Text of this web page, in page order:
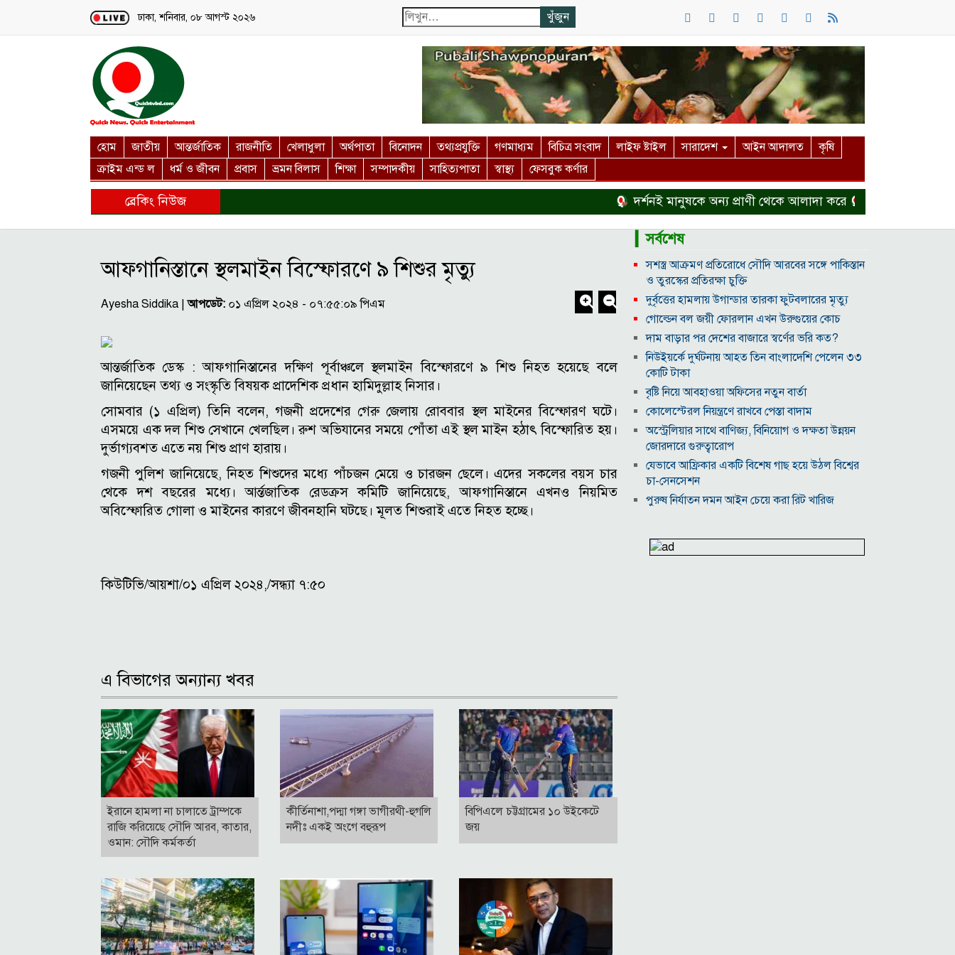
Loading...
ঢাকা, শনিবার, ০৮ আগস্ট ২০২৬
হোম জাতীয় আন্তর্জাতিক রাজনীতি খেলাধুলা অর্থপাতা বিনোদন তথ্যপ্রযুক্তি গণমাধ্যম বিচিত্র সংবাদ লাইফ ষ্টাইল সারাদেশ আইন আদালত
কৃষি
ক্রাইম এন্ড ল
ধর্ম ও জীবন প্রবাস ভ্রমন বিলাস শিক্ষা সম্পাদকীয় সাহিত্যপাতা স্বাস্থ্য ফেসবুক কর্ণার
ব্রেকিং নিউজ দর্শনই মানুষকে অন্য প্রাণী থেকে আলাদা করে হত্যা মামলা থেকে
আফগানিস্তানে স্থলমাইন বিস্ফোরণে ৯ শিশুর মৃত্যু
Ayesha Siddika |আপডেট: ০১ এপ্রিল ২০২৪ - ০৭:৫৫:০৯ পিএম
আন্তর্জাতিক ডেস্ক :আফগানিস্তানের দক্ষিণ পূর্বাঞ্চলে স্থলমাইন বিস্ফোরণে ৯ শিশু নিহত হয়েছে বলে
জানিয়েছেন তথ্য ও সংস্কৃতি বিষয়ক প্রাদেশিক প্রধান হামিদুল্লাহ নিসার।
সোমবার (১ এপ্রিল) তিনি বলেন, গজনী প্রদেশের গেরু জেলায় রোববার স্থল মাইনের বিস্ফোরণ ঘটে।
এসময়ে এক দল শিশু সেখানে খেলছিল। রুশ অভিযানের সময়ে পোঁতা এই স্থল মাইন হঠাৎ বিস্ফোরিত হয়।
দুর্ভাগ্যবশত এতে নয় শিশু প্রাণ হারায়।
গজনী পুলিশ জানিয়েছে, নিহত শিশুদের মধ্যে পাঁচজন মেয়ে ও চারজন ছেলে। এদের সকলের বয়স চার
থেকে দশ বছরের মধ্যে।আর্ন্তজাতিক রেডক্রস কমিটি জানিয়েছে, আফগানিস্তানে এখনও নিয়মিত
অবিস্ফোরিত গোলা ও মাইনের কারণে জীবনহানি ঘটছে। মূলত শিশুরাই এতে নিহত হচ্ছে।
কিউটিভি/আয়শা/০১ এপ্রিল ২০২৪,/সন্ধ্যা ৭:৫০
এ বিভাগের অন্যান্য খবর
ইরানে হামলা না চালাতে ট্রাম্পকে
রাজি করিয়েছে সৌদি আরব, কাতার,
ওমান: সৌদি কর্মকর্তা
কীর্তিনাশা,পদ্মা গঙ্গা ভাগীরথী-হুগলি
নদীঃ একই অংগে বহুরূপ
বিপিএলে চট্টগ্রামের ১০ উইকেটে
জয়
▎সর্বশেষ
সশস্ত্র আক্রমণ প্রতিরোধে সৌদি আরবের সঙ্গে পাকিস্তান
ও তুরস্কের প্রতিরক্ষা চুক্তি
দুর্বৃত্তের হামলায় উগান্ডার তারকা ফুটবলারের মৃত্যু
গোল্ডেন বল জয়ী ফোরলান এখন উরুগুয়ের কোচ
দাম বাড়ার পর দেশের বাজারে স্বর্ণের ভরি কত?
নিউইয়র্কে দুর্ঘটনায় আহত তিন বাংলাদেশি পেলেন ৩৩
কোটি টাকা
বৃষ্টি নিয়ে আবহাওয়া অফিসের নতুন বার্তা
কোলেস্টেরল নিয়ন্ত্রণে রাখবে পেস্তা বাদাম
অস্ট্রেলিয়ার সাথে বাণিজ্য, বিনিয়োগ ও দক্ষতা উন্নয়ন
জোরদারে গুরুত্বারোপ
যেভাবে আফ্রিকার একটি বিশেষ গাছ হয়ে উঠল বিশ্বের
চা-সেনসেশন
পুরুষ নির্যাতন দমন আইন চেয়ে করা রিট খারিজ
নিরাপত্তা তল্লাশি
সূর্যের বুকে অধরা প্লাজমার সন্ধান, উদ্ঘাটিত হলো নতুন